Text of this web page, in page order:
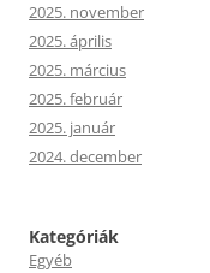
2025. november
2025. április
2025. március
2025. február
2025. január
2024. december
Kategóriák
Egyéb